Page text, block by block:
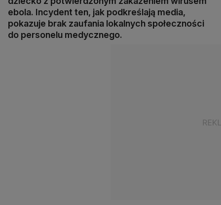
ebola. Incydent ten, jak podkreślają media,
pokazuje brak zaufania lokalnych społeczności
do personelu medycznego.